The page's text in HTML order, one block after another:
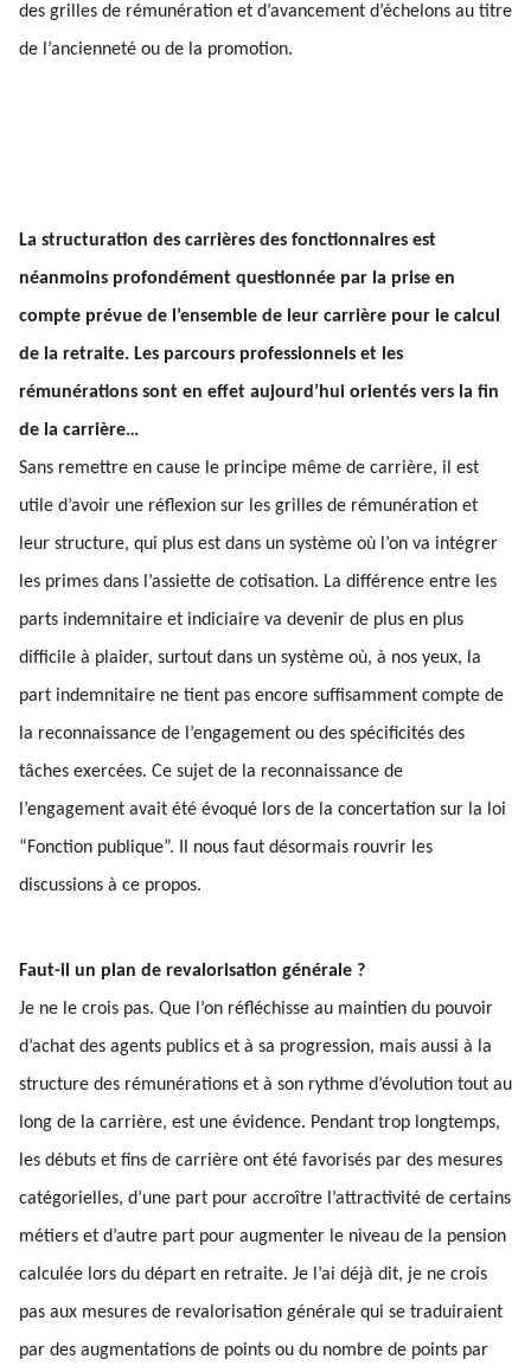
des grilles de rémunération et d’avancement d’échelons au titre
de l’ancienneté ou de la promotion.
La structuration des carrières des fonctionnaires est
néanmoins profondément questionnée par la prise en
compte prévue de l’ensemble de leur carrière pour le calcul
de la retraite. Les parcours professionnels et les
rémunérations sont en effet aujourd’hui orientés vers la fin
de la carrière…
Sans remettre en cause le principe même de carrière, il est
utile d’avoir une réflexion sur les grilles de rémunération et
leur structure, qui plus est dans un système où l’on va intégrer
les primes dans l’assiette de cotisation. La différence entre les
parts indemnitaire et indiciaire va devenir de plus en plus
difficile à plaider, surtout dans un système où, à nos yeux, la
part indemnitaire ne tient pas encore suffisamment compte de
la reconnaissance de l’engagement ou des spécificités des
tâches exercées. Ce sujet de la reconnaissance de
l’engagement avait été évoqué lors de la concertation sur la loi
“Fonction publique”. Il nous faut désormais rouvrir les
discussions à ce propos.
Faut-il un plan de revalorisation générale ?
Je ne le crois pas. Que l’on réfléchisse au maintien du pouvoir
d’achat des agents publics et à sa progression, mais aussi à la
structure des rémunérations et à son rythme d’évolution tout au
long de la carrière, est une évidence. Pendant trop longtemps,
les débuts et fins de carrière ont été favorisés par des mesures
catégorielles, d’une part pour accroître l’attractivité de certains
métiers et d’autre part pour augmenter le niveau de la pension
calculée lors du départ en retraite. Je l’ai déjà dit, je ne crois
pas aux mesures de revalorisation générale qui se traduiraient
par des augmentations de points ou du nombre de points par